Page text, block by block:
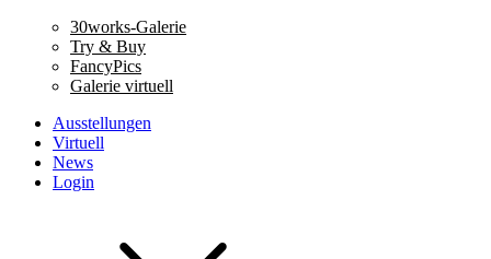
30works-Galerie
Try & Buy
FancyPics
Galerie virtuell
Ausstellungen
Virtuell
News
Login